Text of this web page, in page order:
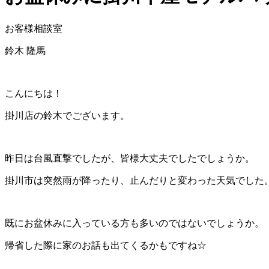
お客様相談室
鈴木 隆馬
こんにちは！
掛川店の鈴木でございます。
昨日は台風直撃でしたが、皆様大丈夫でしたでしょうか。
掛川市は突然雨が降ったり、止んだりと変わった天気でした
既にお盆休みに入っている方も多いのではないでしょうか。
帰省した際に家のお話も出てくるかもですね☆